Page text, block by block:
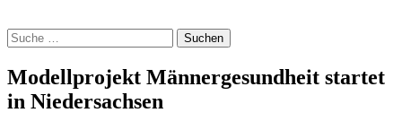
suchst
Du?
Modellprojekt Männergesundheit startet
in Niedersachsen